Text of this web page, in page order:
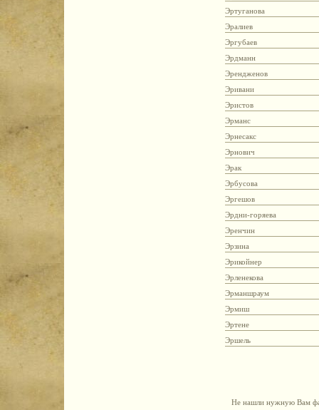
Эртуганова
Эралиев
Эргубаев
Эрдманн
Эрендженов
Эривани
Эристов
Эрманс
Эрнесакс
Эрнович
Эрак
Эрбусова
Эргешов
Эрдни-горяева
Эренчин
Эрзина
Эрикойнер
Эрленекова
Эрманшраум
Эрмиш
Эртене
Эршель
Не нашли нужную Вам